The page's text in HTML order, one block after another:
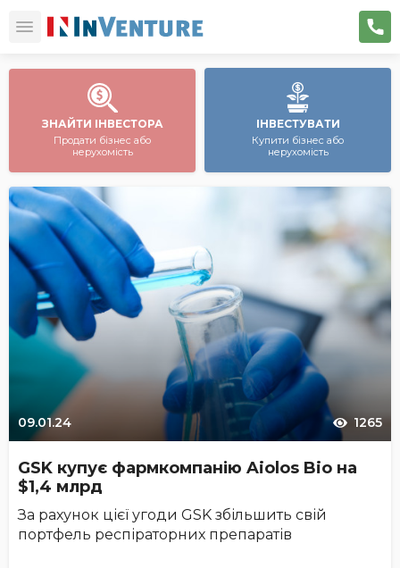
ЗНАЙТИ ІНВЕСТОРА
Продати бізнес або
нерухомість
ІНВЕСТУВАТИ
Купити бізнес або
нерухомість
09.01.24 1265
GSK купує фармкомпанію Aiolos Bio на
$1,4 млрд
За рахунок цієї угоди GSK збільшить свій
портфель респіраторних препаратів